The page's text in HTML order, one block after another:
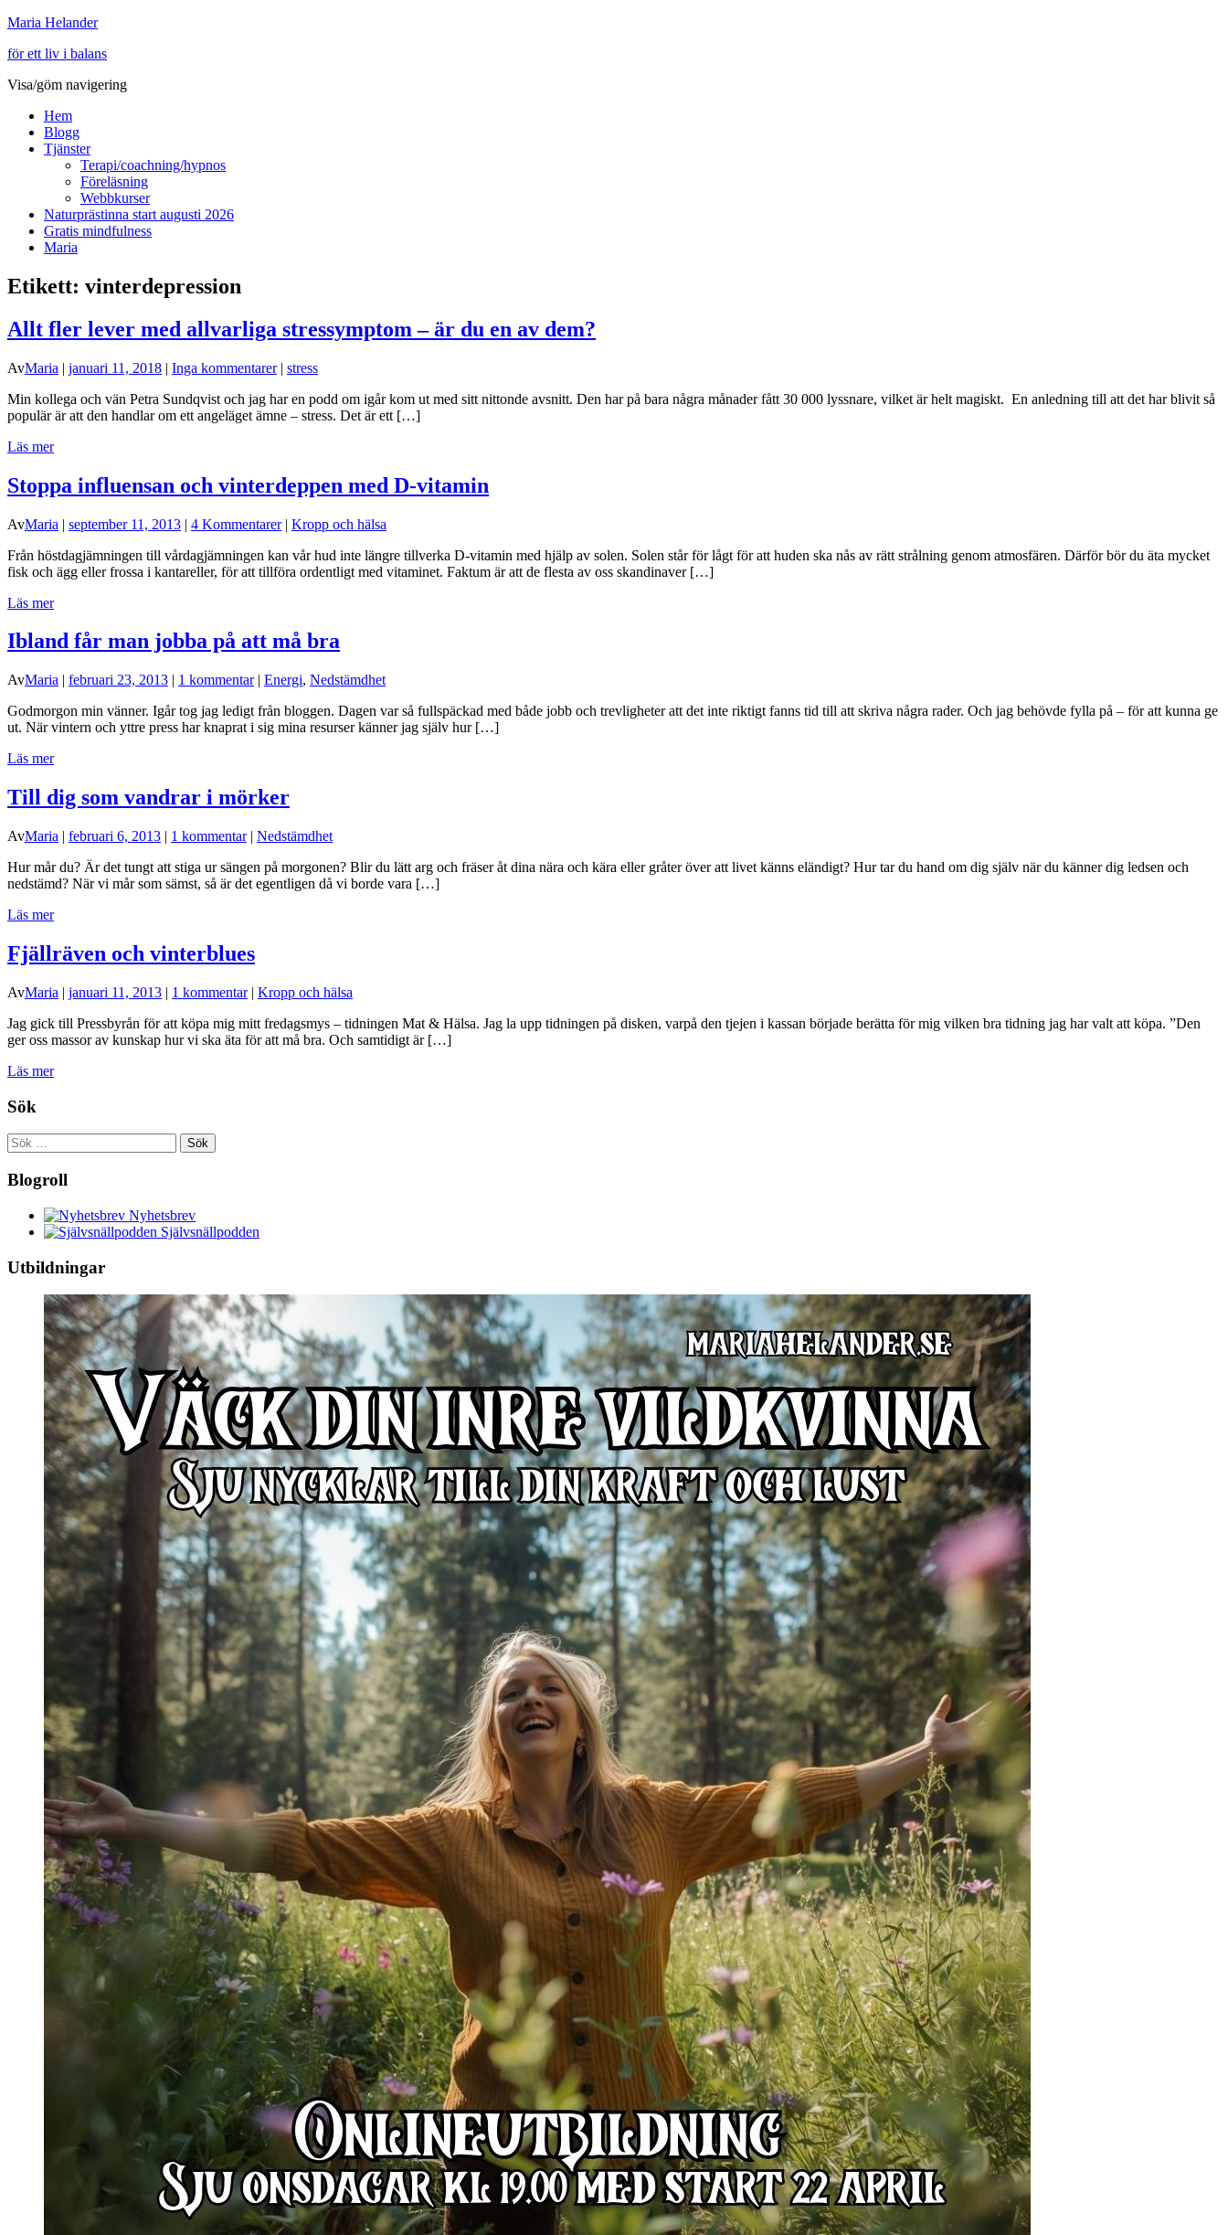
Maria Helander
för ett liv i balans
Visa/göm navigering
Hem
Blogg
Tjänster
Terapi/coachning/hypnos
Föreläsning
Webbkurser
Naturprästinna start augusti 2026
Gratis mindfulness
Maria
Etikett: vinterdepression
Allt fler lever med allvarliga stressymptom – är du en av dem?
AvMaria | januari 11, 2018 | Inga kommentarer| stress
Min kollega och vän Petra Sundqvist och jag har en podd om igår kom ut med sitt nittonde avsnitt. Den har på bara några månader fått 30 000 lyssnare, vilket är helt magiskt. En anledning till att det har blivit så
populär är att den handlar om ett angeläget ämne – stress. Det är ett […]
Läs mer
Stoppa influensan och vinterdeppen med D-vitamin
AvMaria | september 11, 2013 | 4 Kommentarer| Kropp och hälsa
Från höstdagjämningen till vårdagjämningen kan vår hud inte längre tillverka D-vitamin med hjälp av solen. Solen står för lågt för att huden ska nås av rätt strålning genom atmosfären. Därför bör du äta mycket
fisk och ägg eller frossa i kantareller, för att tillföra ordentligt med vitaminet. Faktum är att de flesta av oss skandinaver […]
Läs mer
Ibland får man jobba på att må bra
AvMaria | februari 23, 2013 | 1 kommentar| Energi, Nedstämdhet
Godmorgon min vänner. Igår tog jag ledigt från bloggen. Dagen var så fullspäckad med både jobb och trevligheter att det inte riktigt fanns tid till att skriva några rader. Och jag behövde fylla på – för att kunna ge
ut. När vintern och yttre press har knaprat i sig mina resurser känner jag själv hur […]
Läs mer
Till dig som vandrar i mörker
AvMaria | februari 6, 2013 | 1 kommentar| Nedstämdhet
Hur mår du? Är det tungt att stiga ur sängen på morgonen? Blir du lätt arg och fräser åt dina nära och kära eller gråter över att livet känns eländigt? Hur tar du hand om dig själv när du känner dig ledsen och
nedstämd? När vi mår som sämst, så är det egentligen då vi borde vara […]
Läs mer
Fjällräven och vinterblues
AvMaria | januari 11, 2013 | 1 kommentar| Kropp och hälsa
Jag gick till Pressbyrån för att köpa mig mitt fredagsmys – tidningen Mat & Hälsa. Jag la upp tidningen på disken, varpå den tjejen i kassan började berätta för mig vilken bra tidning jag har valt att köpa. ”Den
ger oss massor av kunskap hur vi ska äta för att må bra. Och samtidigt är […]
Läs mer
Sök
Sök
efter:
Blogroll
Nyhetsbrev
Självsnällpodden
Utbildningar